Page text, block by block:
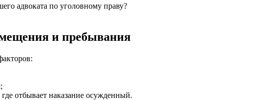
адвоката по уголовному праву?
и пребывания
отбывает наказание осужденный.